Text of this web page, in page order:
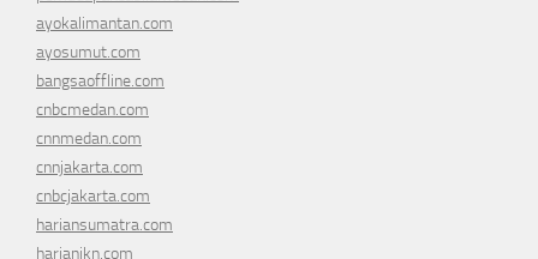
ayokalimantan.com
ayosumut.com
bangsaoffline.com
cnbcmedan.com
cnnmedan.com
cnnjakarta.com
cnbcjakarta.com
hariansumatra.com
harianikn.com